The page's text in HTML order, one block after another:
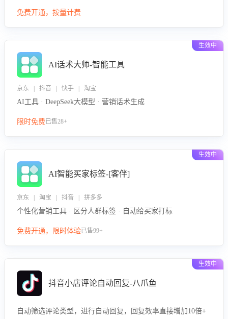
议，通过挖掘用户痛点驱动产品迭代，从根本上降低退货率，
免费开通，按量计费
生效中
AI话术大师-智能工具
京东 | 抖音 | 快手 | 淘宝
AI工具 · DeepSeek大模型 · 营销话术生成
限时免费已售28+
生效中
AI智能买家标签-[客伴]
京东 | 淘宝 | 抖音 | 拼多多
个性化营销工具 · 区分人群标签 · 自动给买家打标
免费开通，限时体验已售99+
生效中
抖音小店评论自动回复-八爪鱼
自动筛选评论类型，进行自动回复，回复效率直接增加10倍+